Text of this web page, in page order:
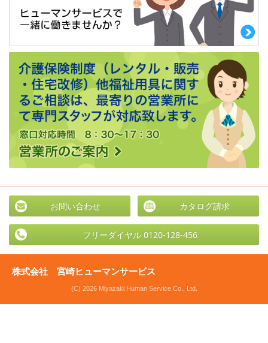
お問い合わせ カタログ請求
フリーダイヤル 0120-128-456
株式会社 宮崎ヒューマンサービス
(C) 2026 Miyazaki Human Service Co., Ltd.